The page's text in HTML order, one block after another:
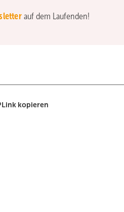
auf dem Laufenden!
Link kopieren